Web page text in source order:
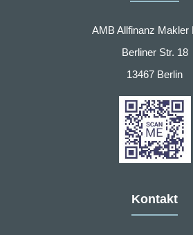
AMB Allfinanz Makler
Berliner Str. 18
13467 Berlin
Kontakt